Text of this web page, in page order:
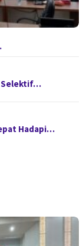
Selektif…
Hadapi…